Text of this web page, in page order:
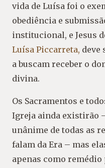
vida de Luísa foi o
obediência e
institucional, e Jesus
Luísa Piccarreta, deve
a buscam receber o
divina.
Os Sacramentos e
Igreja ainda existirão
unânime de todas as
falam da Era – mas
apenas como remédio